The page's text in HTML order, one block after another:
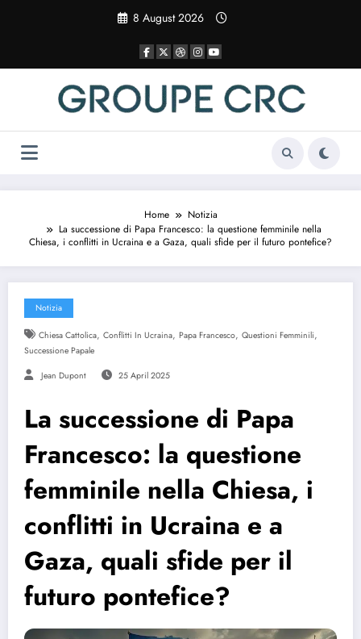
8 August 2026
Home
Notizia
La successione di Papa Francesco: la questione femminile nella
Chiesa, i conflitti in Ucraina e a Gaza, quali sfide per il futuro pontefice?
Notizia
Chiesa Cattolica, Conflitti In Ucraina, Papa Francesco, Questioni Femminili,
Successione Papale
Jean Dupont 25 April 2025
La successione di Papa
Francesco: la questione
femminile nella Chiesa, i
conflitti in Ucraina e a
Gaza, quali sfide per il
futuro pontefice?